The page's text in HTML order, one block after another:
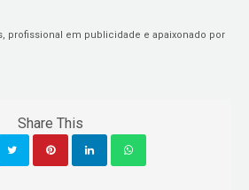
profissional em publicidade e apaixonado por
Share This